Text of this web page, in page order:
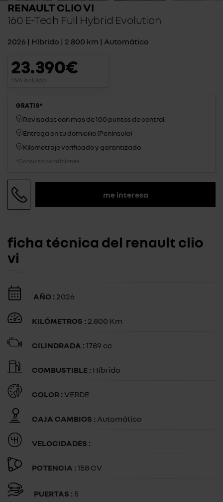
RENAULT CLIO VI
160 E-Tech Full Hybrid Evolution
2026 | Híbrido | 2.800 km | Automático
23.390€
*IVA incluido
GRATIS*
Revisados con mas de 100 puntos de control.
Entrega en tu domicilio (Península)
Kilometraje verificado y garantizado
*Consulta condiciones.
me interesa
ficha técnica del renault clio
vi
AÑO : 2026
KILÓMETROS : 2.800 Km
CILINDRADA : 1789 cc
COMBUSTIBLE : Híbrido
COLOR : VERDE
CAJA CAMBIOS : Automático
VELOCIDADES :
POTENCIA : 158 CV
PUERTAS : 5